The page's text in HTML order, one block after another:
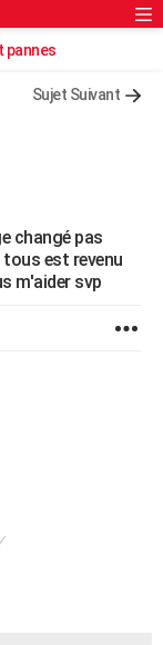
Rechercher
pannes
Sujet Suivant
changé pas
est revenu
m'aider svp